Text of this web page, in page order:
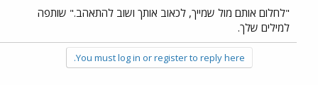
"לחלום אותם מול שמייך, לכאוב אותך ושוב להתאהב." שותפה
למילים שלך.
You must log in or register to reply here.